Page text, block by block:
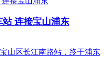
站 连接宝山浦东
山区长江南路站，终于浦东